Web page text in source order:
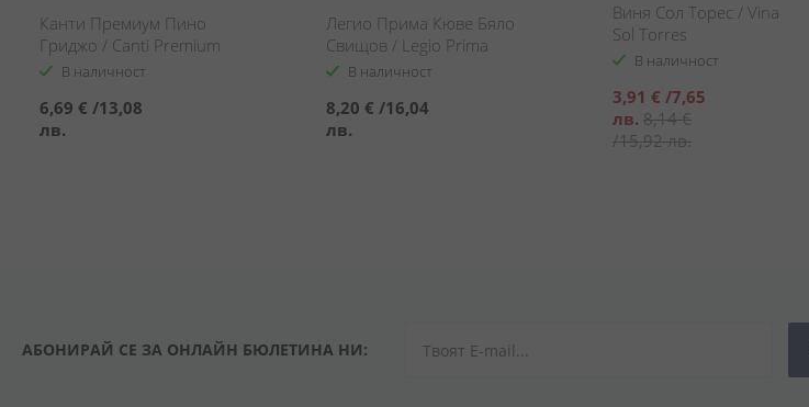
Канти Премиум Пино
Гриджо / Canti Premium
Pinot Grigio
В наличност
6,69 € /13,08
лв.
Легио Прима Кюве Бяло
Свищов / Legio Prima
Cuvee White Svishtov
В наличност
8,20 € /16,04
лв.
Виня Сол Торес / Vina
Sol Torres
В наличност
Специална
цена
3,91 € /7,65
лв. 8,14 €
/15,92 лв.
АБОНИРАЙ СЕ ЗА ОНЛАЙН БЮЛЕТИНА НИ: